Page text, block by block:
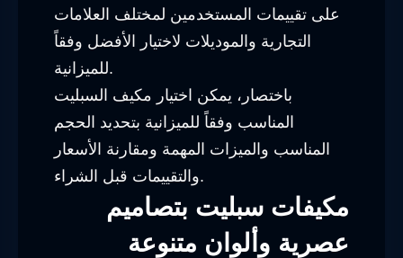
على تقييمات المستخدمين لمختلف العلامات
التجارية والموديلات لاختيار الأفضل وفقاً
للميزانية.
باختصار، يمكن اختيار مكيف السبليت
المناسب وفقاً للميزانية بتحديد الحجم
المناسب والميزات المهمة ومقارنة الأسعار
والتقييمات قبل الشراء.
مكيفات سبليت بتصاميم
عصرية وألوان متنوعة